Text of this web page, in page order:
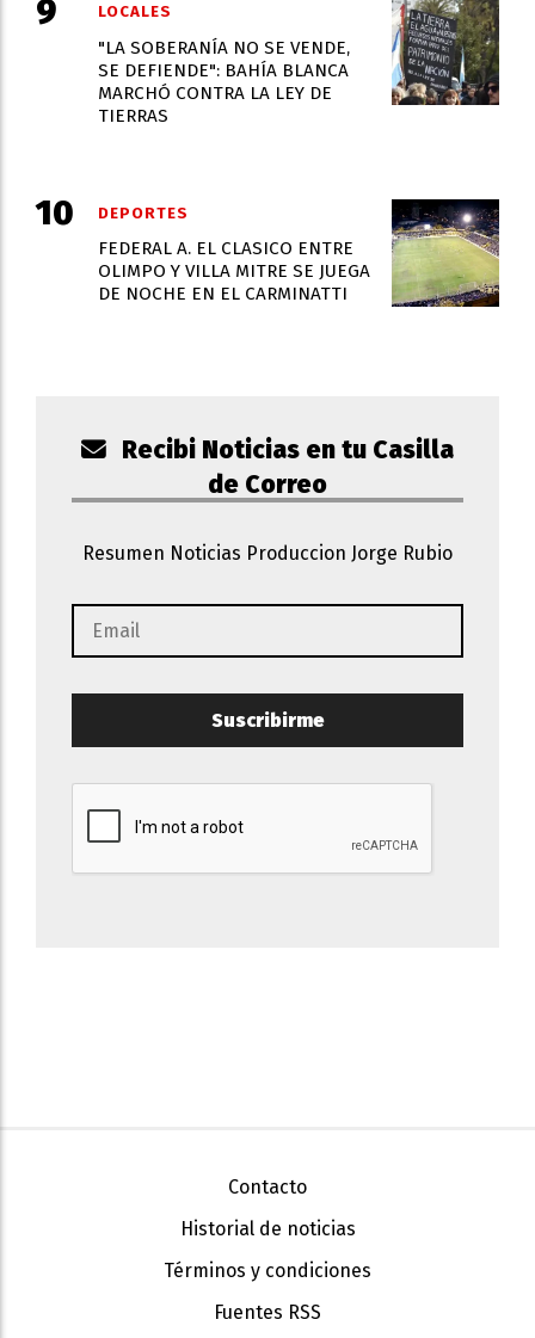
"LA SOBERANÍA NO SE VENDE,
SE DEFIENDE": BAHÍA BLANCA
MARCHÓ CONTRA LA LEY DE
TIERRAS
LOCALES
FEDERAL A. EL CLASICO ENTRE
OLIMPO Y VILLA MITRE SE JUEGA
DE NOCHE EN EL CARMINATTI
DEPORTES
Recibi Noticias en tu Casilla
de Correo
Resumen Noticias Produccion Jorge Rubio
Suscribirme
Contacto
Historial de noticias
Términos y condiciones
Fuentes RSS